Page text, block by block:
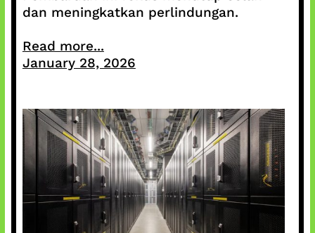
dan meningkatkan perlindungan.
Read more...
January 28, 2026